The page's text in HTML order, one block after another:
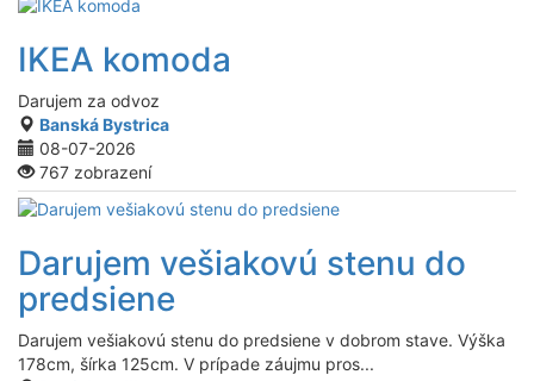
IKEA komoda
Darujem za odvoz
Banská Bystrica
08-07-2026
767 zobrazení
Darujem vešiakovú stenu do
predsiene
Darujem vešiakovú stenu do predsiene v dobrom stave. Výška
178cm, šírka 125cm. V prípade záujmu pros...